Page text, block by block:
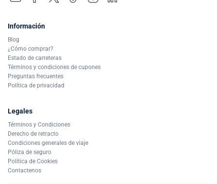
Información
Blog
¿Cómo comprar?
Estado de carreteras
Términos y condiciones de cupones
Preguntas frecuentes
Política de privacidad
Legales
Términos y Condiciones
Derecho de retracto
Condiciones generales de viaje
Póliza de seguro
Política de Cookies
Contactenos